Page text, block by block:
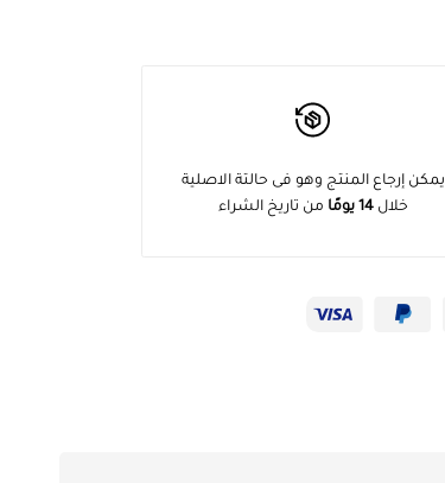
يمكن إرجاع المنتج وهو فى حالتة الاصلية
خلال 14 يومًا من تاريخ الشراء